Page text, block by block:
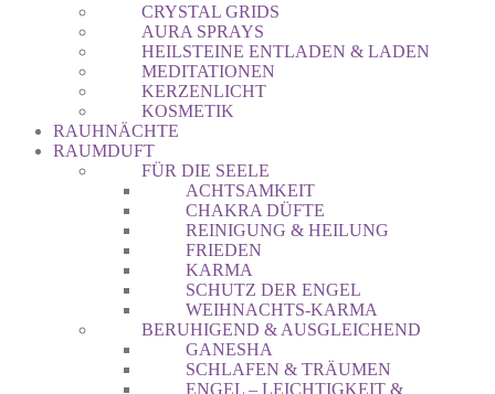
CRYSTAL GRIDS
AURA SPRAYS
HEILSTEINE ENTLADEN & LADEN
MEDITATIONEN
KERZENLICHT
KOSMETIK
RAUHNÄCHTE
RAUMDUFT
FÜR DIE SEELE
ACHTSAMKEIT
CHAKRA DÜFTE
REINIGUNG & HEILUNG
FRIEDEN
KARMA
SCHUTZ DER ENGEL
WEIHNACHTS-KARMA
BERUHIGEND & AUSGLEICHEND
GANESHA
SCHLAFEN & TRÄUMEN
ENGEL – LEICHTIGKEIT &